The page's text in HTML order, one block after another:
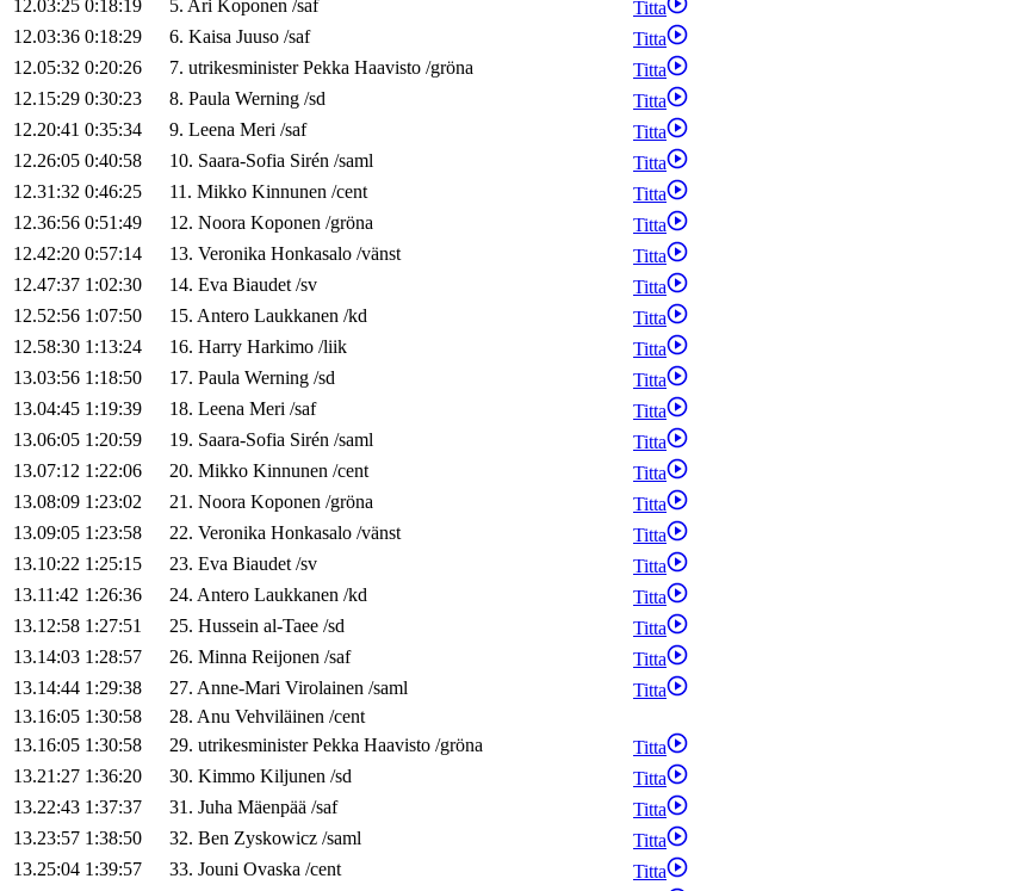
12.03:25 0:18:19 5. Ari Koponen /saf
Titta
12.03:36 0:18:29 6. Kaisa Juuso /saf
Titta
12.05:32 0:20:26 7. utrikesminister Pekka Haavisto /gröna
Titta
12.15:29 0:30:23 8. Paula Werning /sd
Titta
12.20:41 0:35:34 9. Leena Meri /saf
Titta
12.26:05 0:40:58 10. Saara-Sofia Sirén /saml
Titta
12.31:32 0:46:25 11. Mikko Kinnunen /cent
Titta
12.36:56 0:51:49 12. Noora Koponen /gröna
Titta
12.42:20 0:57:14 13. Veronika Honkasalo /vänst
Titta
12.47:37 1:02:30 14. Eva Biaudet/sv
Titta
12.52:56 1:07:50 15. Antero Laukkanen /kd
Titta
12.58:30 1:13:24 16. Harry Harkimo /liik
Titta
13.03:56 1:18:50 17. Paula Werning /sd
Titta
13.04:45 1:19:39 18. Leena Meri /saf
Titta
13.06:05 1:20:59 19. Saara-Sofia Sirén /saml
Titta
13.07:12 1:22:06 20. Mikko Kinnunen /cent
Titta
13.08:09 1:23:02 21. Noora Koponen /gröna
Titta
13.09:05 1:23:58 22. Veronika Honkasalo /vänst
Titta
13.10:22 1:25:15 23. Eva Biaudet/sv
Titta
13.11:42 1:26:36 24. Antero Laukkanen /kd
Titta
13.12:58 1:27:51 25. Hussein al-Taee /sd
Titta
13.14:03 1:28:57 26. Minna Reijonen /saf
Titta
13.14:44 1:29:38 27. Anne-Mari Virolainen /saml
Titta
13.16:05 1:30:58 28. Anu Vehviläinen /cent
13.16:05 1:30:58 29. utrikesminister Pekka Haavisto /gröna
Titta
13.21:27 1:36:20 30. Kimmo Kiljunen /sd
Titta
13.22:43 1:37:37 31. Juha Mäenpää /saf
Titta
13.23:57 1:38:50 32. Ben Zyskowicz /saml
Titta
13.25:04 1:39:57 33. Jouni Ovaska /cent
Titta